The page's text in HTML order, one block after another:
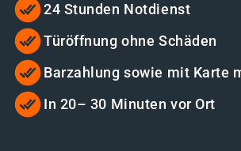
24 Stunden Notdienst
Türöffnung ohne Schäden
Barzahlung sowie mit Karte
In 20– 30 Minuten vor Ort